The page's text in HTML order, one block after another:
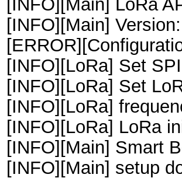
[INFO][Main] LoRa
[INFO][Main]
[INFO][LoRa] Set
[INFO][LoRa] Set
[INFO][LoRa]
[INFO][LoRa] LoRa
[INFO][Main] Smart
[INFO][Main] setup